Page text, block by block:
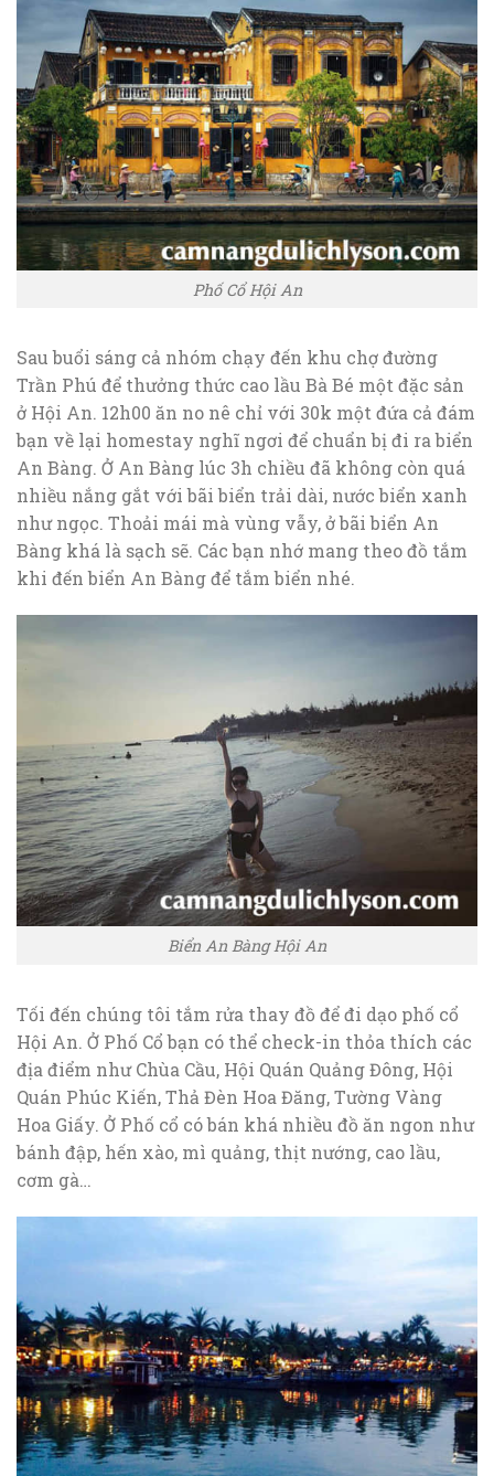
Phố Cổ Hội An
Sau buổi sáng cả nhóm chạy đến khu chợ đường
Trần Phú để thưởng thức cao lầu Bà Bé một đặc sản
ở Hội An. 12h00 ăn no nê chỉ với 30k một đứa cả đám
bạn về lại homestay nghĩ ngơi để chuẩn bị đi ra biển
An Bàng. Ở An Bàng lúc 3h chiều đã không còn quá
nhiều nắng gắt với bãi biển trải dài, nước biển xanh
như ngọc. Thoải mái mà vùng vẫy, ở bãi biển An
Bàng khá là sạch sẽ. Các bạn nhớ mang theo đồ tắm
khi đến biển An Bàng để tắm biển nhé.
Biển An Bàng Hội An
Tối đến chúng tôi tắm rửa thay đồ để đi dạo phố cổ
Hội An. Ở Phố Cổ bạn có thể check-in thỏa thích các
địa điểm như Chùa Cầu, Hội Quán Quảng Đông, Hội
Quán Phúc Kiến, Thả Đèn Hoa Đăng, Tường Vàng
Hoa Giấy. Ở Phố cổ có bán khá nhiều đồ ăn ngon như
bánh đập, hến xào, mì quảng, thịt nướng, cao lầu,
cơm gà…